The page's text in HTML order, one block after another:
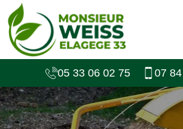
05 33 06 02 75 07